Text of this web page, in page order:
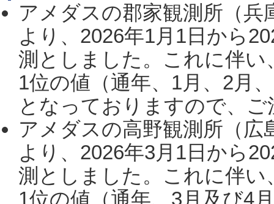
アメダスの郡家観測所（
より、2026年1月1日から
測としました。これに伴い
1位の値（通年、1月、2月
となっておりますので、
アメダスの高野観測所（
より、2026年3月1日から
測としました。これに伴い
1位の値（通年、3月及び4